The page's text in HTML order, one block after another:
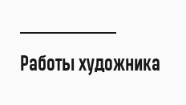
Работы художника